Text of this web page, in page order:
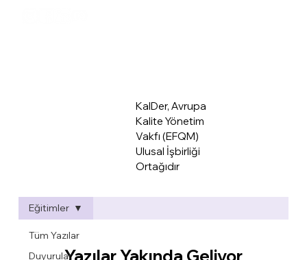
KalDer, Avrupa
Kalite Yönetim
Vakfı (EFQM)
Ulusal İşbirliği
Ortağıdır
Tüm Yazılar
Duyurular
Eğitimler
Yazılar Yakında Geliyor